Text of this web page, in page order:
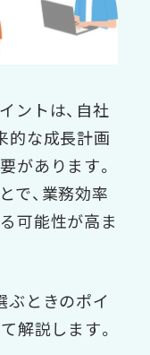
ントは、自社
的な成長計画
があります。
で、業務効率
可能性が高ま
ぶときのポイ
解説します。